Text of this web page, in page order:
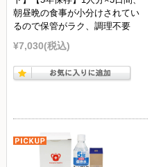
朝昼晩の食事が小分けされてい
るので保管がラク、調理不要
¥7,030(税込)